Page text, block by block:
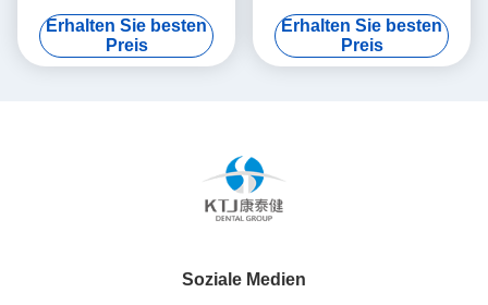
Custom
Erhalten Sie besten
Preis
Titanrahmen
Zahnmetallrahmen
Erhalten Sie besten
Preis
Soziale Medien